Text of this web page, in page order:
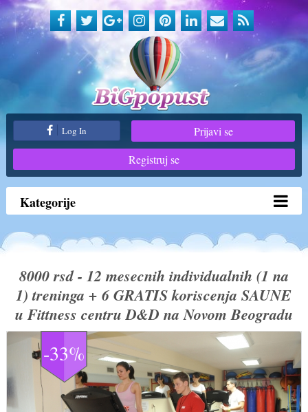
Log In
Prijavi se
Registruj se
Kategorije
8000 rsd - 12 mesecnih individualnih (1 na
1) treninga + 6 GRATIS koriscenja SAUNE
u Fittness centru D&D na Novom Beogradu
-33%